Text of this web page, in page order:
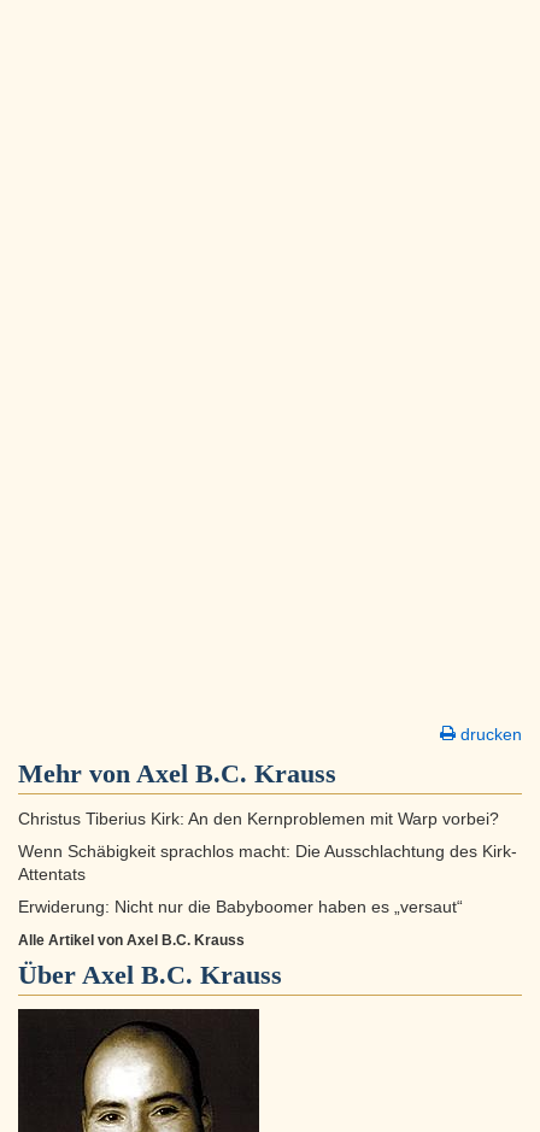
drucken
Mehr von Axel B.C. Krauss
Christus Tiberius Kirk: An den Kernproblemen mit Warp vorbei?
Wenn Schäbigkeit sprachlos macht: Die Ausschlachtung des Kirk-
Attentats
Erwiderung: Nicht nur die Babyboomer haben es „versaut“
Alle Artikel von Axel B.C. Krauss
Über Axel B.C. Krauss